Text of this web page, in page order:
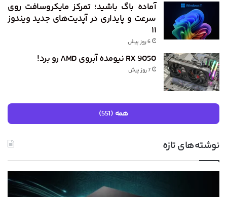
آماده باگ باشید؛ تمرکز مایکروسافت روی
سرعت و پایداری در آپدیت‌های جدید ویندوز
۱۱
6 روز پیش
RX 9050 نیومده آبروی AMD رو برد!
7 روز پیش
همه (551)
نوشته‌های تازه